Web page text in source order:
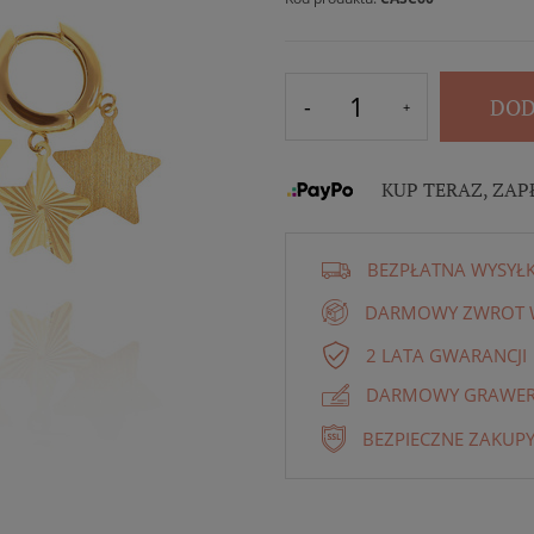
KUP TERAZ,
BEZPŁATNA
DARMOWY ZWROT
2 LATA GWARANCJI
DARMOWY
BEZPIECZNE